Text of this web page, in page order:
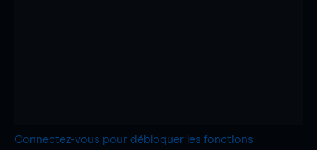
Connectez-vous pour débloquer les fonctions